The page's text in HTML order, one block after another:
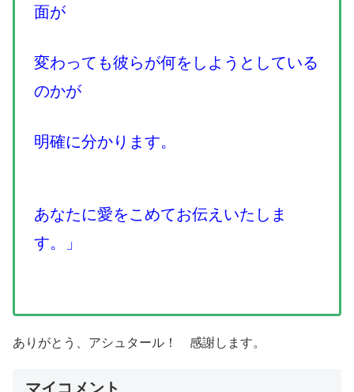
面が
変わっても彼らが何をしようとしている
のかが
明確に分かります。
あなたに愛をこめてお伝えいたしま
す。」
ありがとう、アシュタール！ 感謝します。
マイコメント